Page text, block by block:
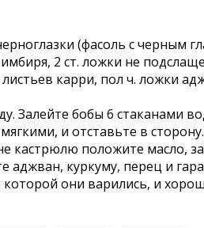
(фасоль с черным
2 ст. ложки не
карри, пол ч. ложки
Залейте бобы 6 стаканами
и отставьте в
положите масло,
куркуму, перец и
они варились, и